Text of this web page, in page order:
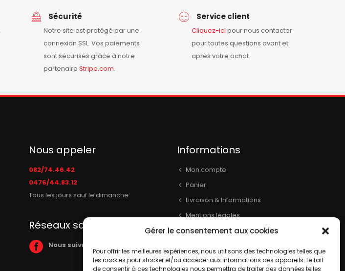
Gérer le consentement aux cookies
Pour offrir les meilleures expériences, nous utilisons des technologies telles que
les cookies pour stocker et/ou accéder aux informations des appareils. Le fait
de consentir à ces technologies nous permettra de traiter des données telles
Sécurité
Notre site est protégé par une
connexion SSL. Vos paiements
sont sécurisés grâce à notre
partenaire Stripe.com.
Service client
Cliquez-ici pour nous contacter
pour toutes questions avant et
après votre achat.
Nous appeler
082/74.46.42
0476/44.83.12
Tous les jours sauf le dimanche
Réseaux sociaux
Nous suivre sur Facebook
Informations
Mon compte
Panier
Livraison & Informations
Mentions légales
Conditions générales